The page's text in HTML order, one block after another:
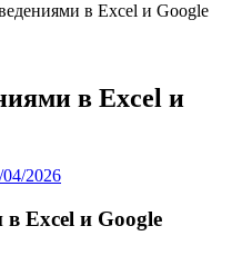
в Excel и Google
в Excel и
04/2026
Excel и Google